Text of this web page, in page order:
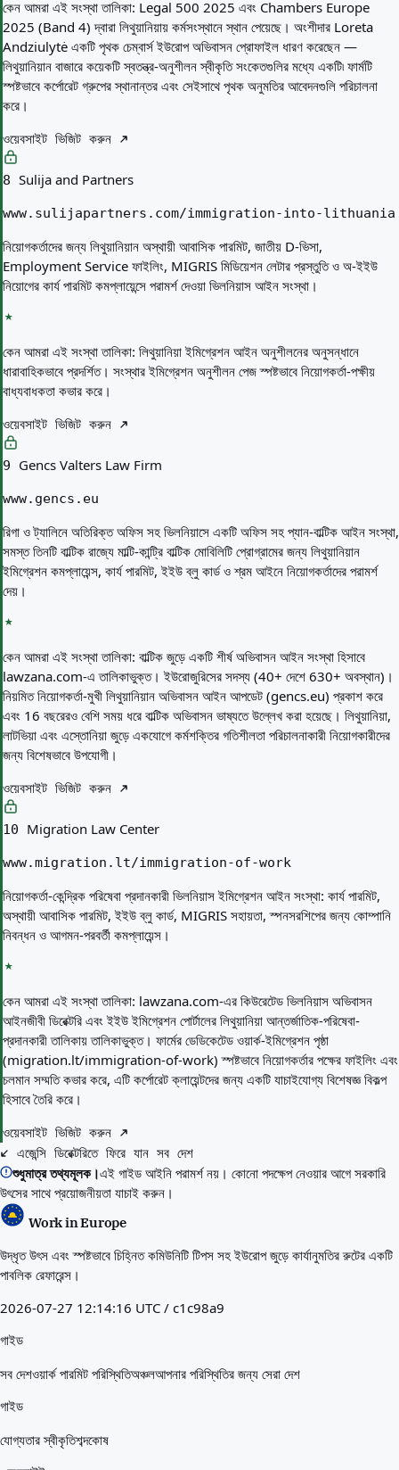
কেন আমরা এই সংস্থা তালিকা: Legal 500 2025 এবং Chambers Europe
2025 (Band 4) দ্বারা লিথুয়ানিয়ায় কর্মসংস্থানে স্থান পেয়েছে। অংশীদার Loreta
Andziulytė একটি পৃথক চেম্বার্স ইউরোপ অভিবাসন প্রোফাইল ধারণ করেছেন —
লিথুয়ানিয়ান বাজারে কয়েকটি স্বতন্ত্র-অনুশীলন স্বীকৃতি সংকেতগুলির মধ্যে একটি৷ ফার্মটি
স্পষ্টভাবে কর্পোরেট গ্রুপের স্থানান্তর এবং সেইসাথে পৃথক অনুমতির আবেদনগুলি পরিচালনা
করে।
ওয়েবসাইট ভিজিট করুন
8 Sulija and Partners
www.sulijapartners.com/immigration-into-lithuania
নিয়োগকর্তাদের জন্য লিথুয়ানিয়ান অস্থায়ী আবাসিক পারমিট, জাতীয় D-ভিসা,
Employment Service ফাইলিং, MIGRIS মিডিয়েশন লেটার প্রস্তুতি ও অ-ইইউ
নিয়োগের কার্য পারমিট কমপ্লায়েন্সে পরামর্শ দেওয়া ভিলনিয়াস আইন সংস্থা।
কেন আমরা এই সংস্থা তালিকা: লিথুয়ানিয়া ইমিগ্রেশন আইন অনুশীলনের অনুসন্ধানে
ধারাবাহিকভাবে প্রদর্শিত। সংস্থার ইমিগ্রেশন অনুশীলন পেজ স্পষ্টভাবে নিয়োগকর্তা-পক্ষীয়
বাধ্যবাধকতা কভার করে।
ওয়েবসাইট ভিজিট করুন
9 Gencs Valters Law Firm
www.gencs.eu
রিগা ও ট্যালিনে অতিরিক্ত অফিস সহ ভিলনিয়াসে একটি অফিস সহ প্যান-বাল্টিক আইন সংস্থা,
সমস্ত তিনটি বাল্টিক রাজ্যে মাল্টি-কান্ট্রি বাল্টিক মোবিলিটি প্রোগ্রামের জন্য লিথুয়ানিয়ান
ইমিগ্রেশন কমপ্লায়েন্স, কার্য পারমিট, ইইউ ব্লু কার্ড ও শ্রম আইনে নিয়োগকর্তাদের পরামর্শ
দেয়।
কেন আমরা এই সংস্থা তালিকা: বাল্টিক জুড়ে একটি শীর্ষ অভিবাসন আইন সংস্থা হিসাবে
lawzana.com-এ তালিকাভুক্ত। ইউরোজুরিসের সদস্য (40+ দেশে 630+ অবস্থান)।
নিয়মিত নিয়োগকর্তা-মুখী লিথুয়ানিয়ান অভিবাসন আইন আপডেট (gencs.eu) প্রকাশ করে
এবং 16 বছরেরও বেশি সময় ধরে বাল্টিক অভিবাসন ভাষ্যতে উল্লেখ করা হয়েছে। লিথুয়ানিয়া,
লাটভিয়া এবং এস্তোনিয়া জুড়ে একযোগে কর্মশক্তির গতিশীলতা পরিচালনাকারী নিয়োগকারীদের
জন্য বিশেষভাবে উপযোগী।
ওয়েবসাইট ভিজিট করুন
10 Migration Law Center
www.migration.lt/immigration-of-work
নিয়োগকর্তা-কেন্দ্রিক পরিষেবা প্রদানকারী ভিলনিয়াস ইমিগ্রেশন আইন সংস্থা: কার্য পারমিট,
অস্থায়ী আবাসিক পারমিট, ইইউ ব্লু কার্ড, MIGRIS সহায়তা, স্পনসরশিপের জন্য কোম্পানি
নিবন্ধন ও আগমন-পরবর্তী কমপ্লায়েন্স।
কেন আমরা এই সংস্থা তালিকা: lawzana.com-এর কিউরেটেড ভিলনিয়াস অভিবাসন
আইনজীবী ডিরেক্টরি এবং ইইউ ইমিগ্রেশন পোর্টালের লিথুয়ানিয়া আন্তর্জাতিক-পরিষেবা-
প্রদানকারী তালিকায় তালিকাভুক্ত। ফার্মের ডেডিকেটেড ওয়ার্ক-ইমিগ্রেশন পৃষ্ঠা
(migration.lt/immigration-of-work) স্পষ্টভাবে নিয়োগকর্তার পক্ষের ফাইলিং এবং
চলমান সম্মতি কভার করে, এটি কর্পোরেট ক্লায়েন্টদের জন্য একটি যাচাইযোগ্য বিশেষজ্ঞ বিকল্প
হিসাবে তৈরি করে।
ওয়েবসাইট ভিজিট করুন
এজেন্সি ডিরেক্টরিতে ফিরে যান সব দেশ
শুধুমাত্র তথ্যমূলক।এই গাইড আইনি পরামর্শ নয়। কোনো পদক্ষেপ নেওয়ার আগে সরকারি
উৎসের সাথে প্রয়োজনীয়তা যাচাই করুন।
Work in Europe
উদ্ধৃত উৎস এবং স্পষ্টভাবে চিহ্নিত কমিউনিটি টিপস সহ ইউরোপ জুড়ে কার্যানুমতির রুটের একটি
পাবলিক রেফারেন্স।
2026-07-27 12:14:16 UTC / c1c98a9
গাইড
সব দেশওয়ার্ক পারমিট পরিস্থিতিঅঞ্চলআপনার পরিস্থিতির জন্য সেরা দেশ
গাইড
যোগ্যতার স্বীকৃতিশব্দকোষ